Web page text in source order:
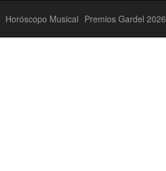
Horóscopo Musical Premios Gardel 2026